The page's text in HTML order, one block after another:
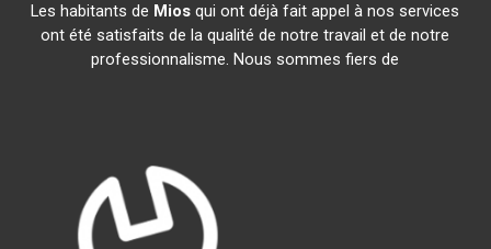
Les habitants de Mios qui ont déjà fait appel à nos services
ont été satisfaits de la qualité de notre travail et de notre
professionnalisme. Nous sommes fiers de